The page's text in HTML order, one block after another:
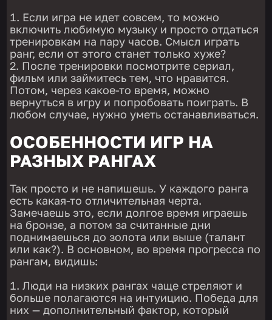
Если игра не идет совсем, то можно
включить любимую музыку и просто отдаться
тренировкам на пару часов. Смысл играть
ранг, если от этого станет только хуже?
После тренировки посмотрите сериал,
фильм или займитесь тем, что нравится.
Потом, через какое-то время, можно
вернуться в игру и попробовать поиграть. В
любом случае, нужно уметь останавливаться.
ОСОБЕННОСТИ ИГР НА
РАЗНЫХ РАНГАХ
Так просто и не напишешь. У каждого ранга
есть какая-то отличительная черта.
Замечаешь это, если долгое время играешь
на бронзе, а потом за считанные дни
поднимаешься до золота или выше (талант
или как?). В основном, во время прогресса по
рангам, видишь:
Люди на низких рангах чаще стреляют и
больше полагаются на интуицию. Победа для
них — дополнительный фактор, который